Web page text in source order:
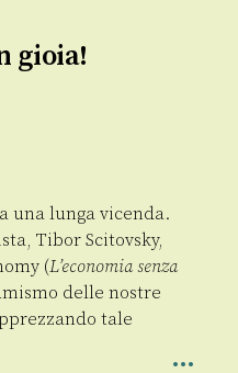
gioia!
una lunga vicenda.
Tibor Scitovsky,
(L’economia senza
delle nostre
tale